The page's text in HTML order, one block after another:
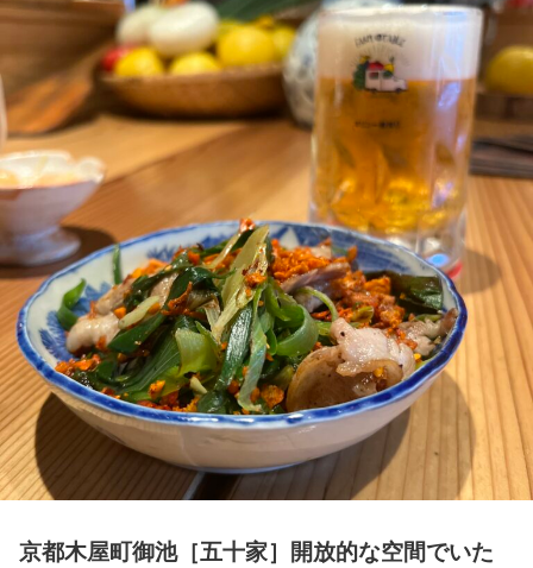
京都木屋町御池［五十家］開放的な空間でいた